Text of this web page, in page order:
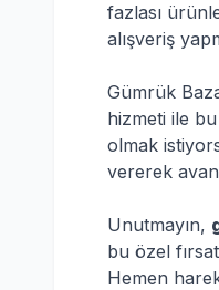
fazlası
alışveriş
Gümrük
hizmeti ile
olmak
vererek
Unutmayın,
bu özel
Hemen